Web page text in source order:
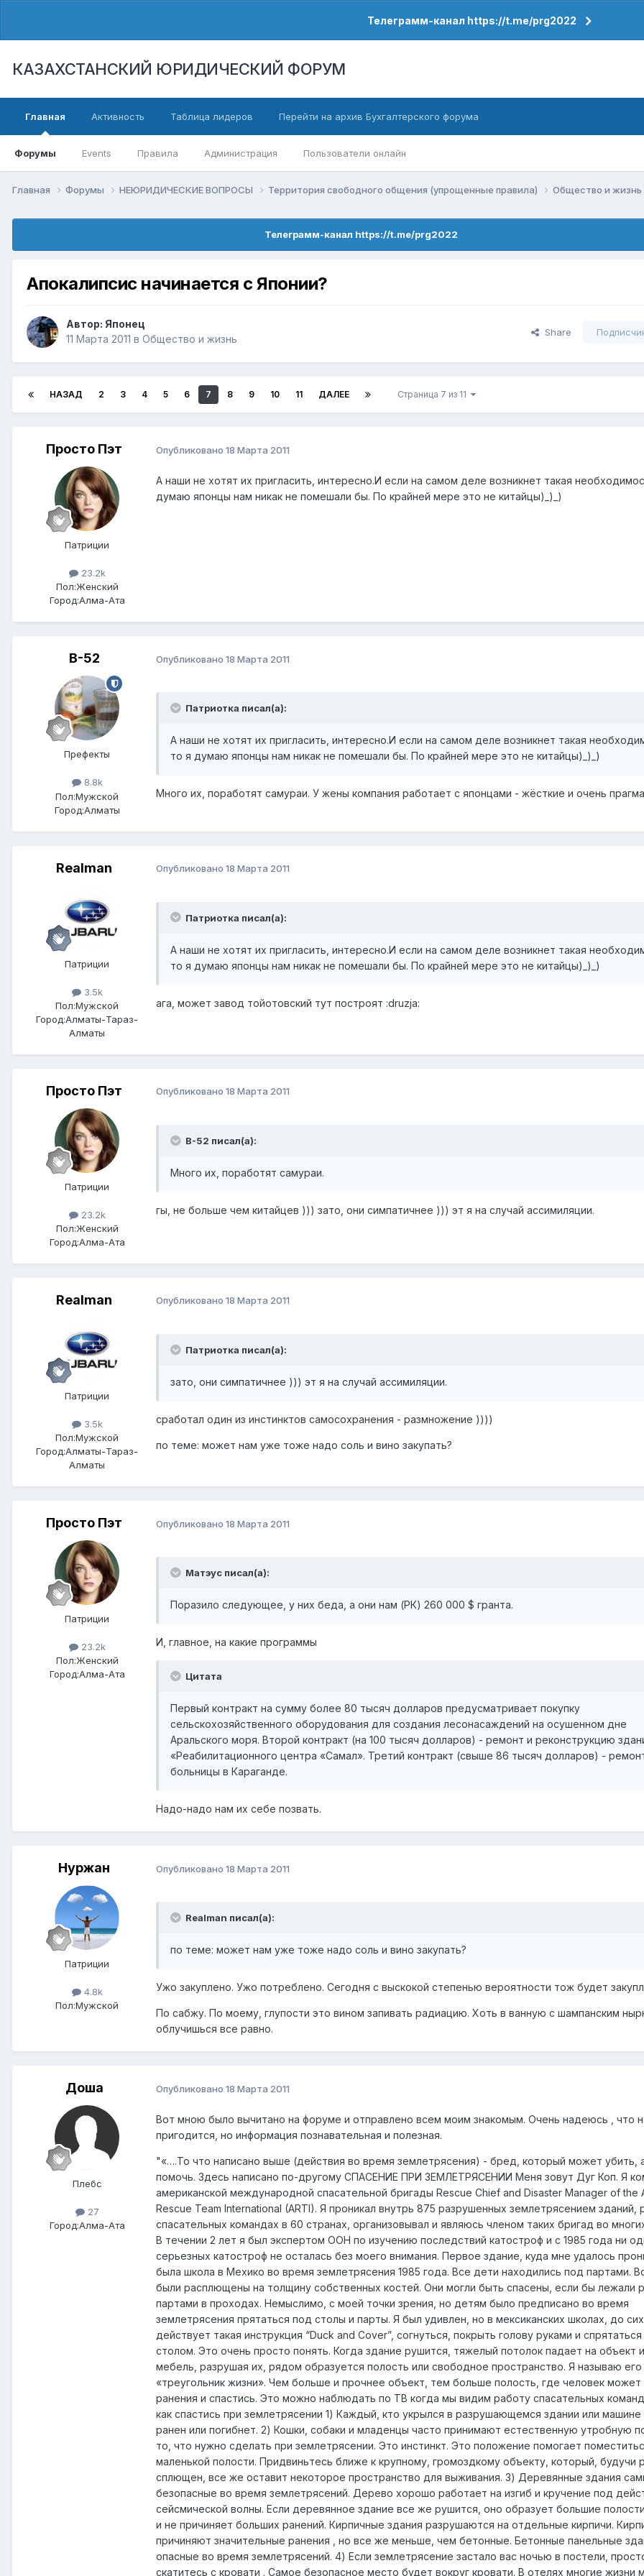
Телеграмм-канал https://t.me/prg2022
КАЗАХСТАНСКИЙ ЮРИДИЧЕСКИЙ ФОРУМ
Главная
Форумы Events Правила Администрация Пользователи онлайн
Активность Таблица лидеров Перейти на архив Бухгалтерского форума
Главная Форумы НЕЮРИДИЧЕСКИЕ ВОПРОСЫ Территория свободного общения (упрощенные правила) Общество и жизнь
Телеграмм-канал https://t.me/prg2022
Апокалипсис начинается с Японии?
Автор: Японец
11 Марта 2011 в Общество и жизнь
Share
НАЗАД 2 3 4 5 6 7 8 9 10 11 ДАЛЕЕ Страница 7 из 11
Просто Пэт
Патриции
23.2k
Пол:Женский
Город:Алма-Ата
Опубликовано 18 Марта 2011
А наши не хотят их пригласить, интересно.И если на самом деле возникнет такая
думаю японцы нам никак не помешали бы. По крайней мере это не китайцы)_)_)
B-52
Префекты
8.8k
Пол:Мужской
Город:Алматы
Опубликовано 18 Марта 2011
Патриотка писал(а):
А наши не хотят их пригласить, интересно.И если на самом деле возникнет такая
то я думаю японцы нам никак не помешали бы. По крайней мере это не китайцы)_)_)
Много их, поработят самураи. У жены компания работает с японцами - жёсткие и очень
Realman
Патриции
3.5k
Пол:Мужской
Город:Алматы-Тараз-
Алматы
Опубликовано 18 Марта 2011
Патриотка писал(а):
А наши не хотят их пригласить, интересно.И если на самом деле возникнет такая
то я думаю японцы нам никак не помешали бы. По крайней мере это не китайцы)_)_)
ага, может завод тойотовский тут построят :druzja:
Просто Пэт
Патриции
23.2k
Пол:Женский
Город:Алма-Ата
Опубликовано 18 Марта 2011
B-52 писал(а):
Много их, поработят самураи.
гы, не больше чем китайцев ))) зато, они симпатичнее ))) эт я на случай ассимиляции.
Realman
Патриции
3.5k
Пол:Мужской
Город:Алматы-Тараз-
Алматы
Опубликовано 18 Марта 2011
Патриотка писал(а):
зато, они симпатичнее ))) эт я на случай ассимиляции.
сработал один из инстинктов самосохранения - размножение ))))
по теме: может нам уже тоже надо соль и вино закупать?
Просто Пэт
Патриции
23.2k
Пол:Женский
Город:Алма-Ата
Опубликовано 18 Марта 2011
Матэус писал(а):
Поразило следующее, у них беда, а они нам (РК) 260 000 $ гранта.
И, главное, на какие программы
Цитата
Первый контракт на сумму более 80 тысяч долларов предусматривает покупку
сельскохозяйственного оборудования для создания лесонасаждений на осушенном дне
Аральского моря. Второй контракт (на 100 тысяч долларов) - ремонт и реконструкцию
«Реабилитационного центра «Самал». Третий контракт (свыше 86 тысяч долларов) -
больницы в Караганде.
Надо-надо нам их себе позвать.
Нуржан
Патриции
4.8k
Пол:Мужской
Опубликовано 18 Марта 2011
Realman писал(а):
по теме: может нам уже тоже надо соль и вино закупать?
Ужо закуплено. Ужо потреблено. Сегодня с выскокой степенью вероятности тож будет
По сабжу. По моему, глупости это вином запивать радиацию. Хоть в ванную с шампанским
облучишься все равно.
Доша
Плебс
27
Город:Алма-Ата
Опубликовано 18 Марта 2011
Вот мною было вычитано на форуме и отправлено всем моим знакомым. Очень надеюсь , что
пригодится, но информация познавательная и полезная.
"«….То что написано выше (действия во время землетрясения) - бред, который может убить,
помочь. Здесь написано по-другому СПАСЕНИЕ ПРИ ЗЕМЛЕТРЯСЕНИИ Меня зовут Дуг Коп. Я
американской международной спасательной бригады Rescue Chief and Disaster Manager of the
Rescue Team International (ARTI). Я проникал внутрь 875 разрушенных землетрясением зданий,
спасательных командах в 60 странах, организовывал и являюсь членом таких бригад во
В течении 2 лет я был экспертом ООН по изучению последствий катостроф и с 1985 года ни
серьезных катостроф не осталась без моего внимания. Первое здание, куда мне удалось
была школа в Мехико во время землетрясения 1985 года. Все дети находились под партами.
были расплющены на толщину собственных костей. Они могли быть спасены, если бы лежали
партами в проходах. Немыслимо, с моей точки зрения, но детям было предписано во время
землетрясения прятаться под столы и парты. Я был удивлен, но в мексиканских школах, до
действует такая инструкция “Duck and Cover”, согнуться, покрыть голову руками и
столом. Это очень просто понять. Когда здание рушится, тяжелый потолок падает на объект
мебель, разрушая их, рядом образуется полость или свободное пространство. Я называю его
«треугольник жизни». Чем больше и прочнее объект, тем больше полость, где человек
ранения и спастись. Это можно наблюдать по ТВ когда мы видим работу спасательных
как спастись при землетрясении 1) Каждый, кто укрылся в разрушающемся здании или
ранен или погибнет. 2) Кошки, собаки и младенцы часто принимают естественную утробную
то, что нужно сделать при землетрясении. Это инстинкт. Это положение помогает
маленькой полости. Придвиньтесь ближе к крупному, громоздкому объекту, который, будучи
сплющен, все же оставит некоторое пространство для выживания. 3) Деревянные здания
безопасные во время землетрясений. Дерево хорошо работает на изгиб и кручение под
сейсмической волны. Если деревянное здание все же рушится, оно образует большие
и не причиняет больших ранений. Кирпичные здания разрушаются на отдельные кирпичи.
причиняют значительные ранения , но все же меньше, чем бетонные. Бетонные панельные
опасные во время землетрясений. 4) Если землетрясение застало вас ночью в постели,
скатитесь с кровати . Самое безопасное место будет вокруг кровати. В отелях многие жизни